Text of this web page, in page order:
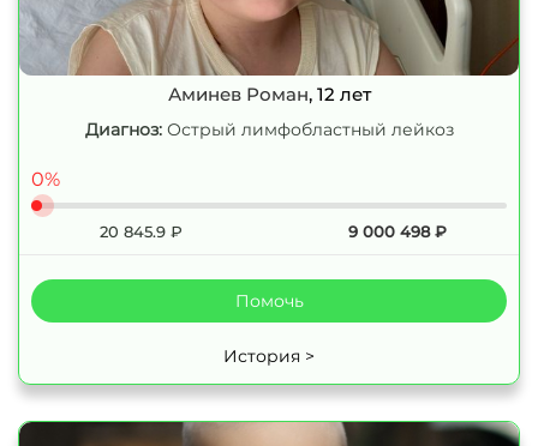
Аминев Роман, 12 лет
Диагноз: Острый лимфобластный лейкоз
0%
20 845.9 ₽ 9 000 498₽
Помочь
История >